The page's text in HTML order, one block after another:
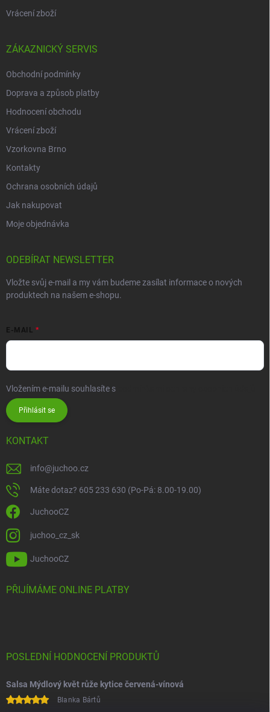
Vrácení zboží
ZÁKAZNICKÝ SERVIS
Obchodní podmínky
Doprava a způsob platby
Hodnocení obchodu
Vrácení zboží
Vzorkovna Brno
Kontakty
Ochrana osobních údajů
Jak nakupovat
Moje objednávka
ODEBÍRAT NEWSLETTER
Vložte svůj e-mail a my vám budeme zasílat informace o nových
produktech na našem e-shopu.
E-MAIL
Vložením e-mailu souhlasíte s
Přihlásit se
KONTAKT
info@juchoo.cz
Máte dotaz? 605 233 630 (Po-Pá: 8.00-19.00)
JuchooCZ
juchoo_cz_sk
JuchooCZ
PŘIJÍMÁME ONLINE PLATBY
POSLEDNÍ HODNOCENÍ PRODUKTŮ
Salsa Mýdlový květ růže kytice červená-vínová
Blanka Bártů